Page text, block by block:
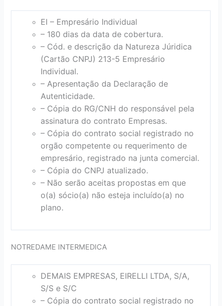
EI – Empresário Individual
– 180 dias da data de cobertura.
– Cód. e descrição da Natureza Júridica
(Cartão CNPJ) 213-5 Empresário
Individual.
– Apresentação da Declaração de
Autenticidade.
– Cópia do RG/CNH do responsável pela
assinatura do contrato Empresas.
– Cópia do contrato social registrado no
orgão competente ou requerimento de
empresário, registrado na junta comercial.
– Cópia do CNPJ atualizado.
– Não serão aceitas propostas em que
o(a) sócio(a) não esteja incluído(a) no
plano.
NOTREDAME INTERMEDICA
DEMAIS EMPRESAS, EIRELLI LTDA, S/A,
S/S e S/C
– Cópia do contrato social registrado no